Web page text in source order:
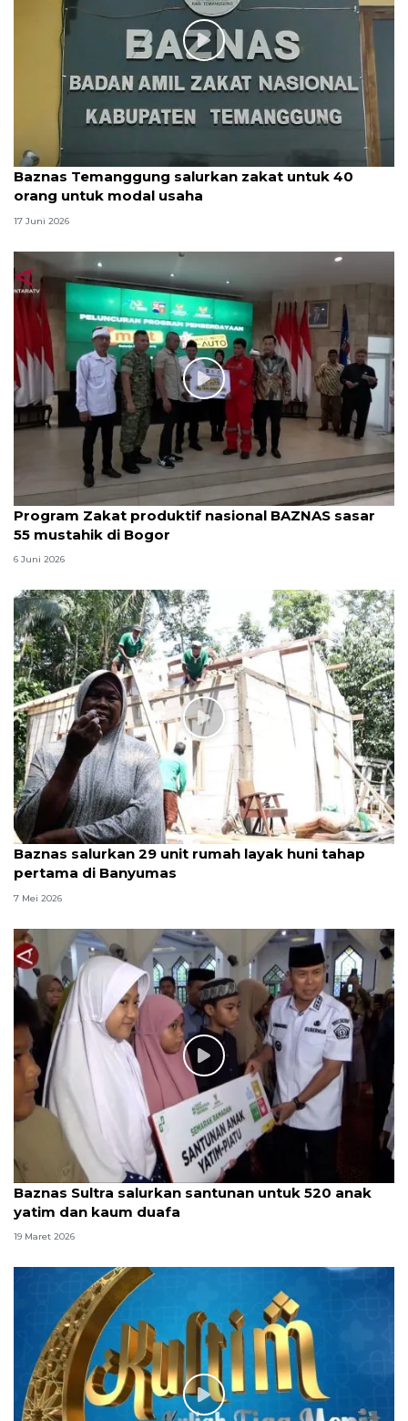
Baznas Temanggung salurkan zakat untuk 40
orang untuk modal usaha
17 Juni 2026
Program Zakat produktif nasional BAZNAS sasar
55 mustahik di Bogor
6 Juni 2026
Baznas salurkan 29 unit rumah layak huni tahap
pertama di Banyumas
7 Mei 2026
Baznas Sultra salurkan santunan untuk 520 anak
yatim dan kaum duafa
19 Maret 2026